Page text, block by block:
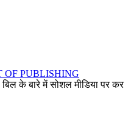
OF PUBLISHING
के बारे में सोशल मीडिया पर कर